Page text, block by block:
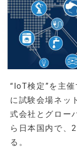
“IoT検定”を主
に試験会場ネッ
式会社とグロー
ら日本国内で、
る。